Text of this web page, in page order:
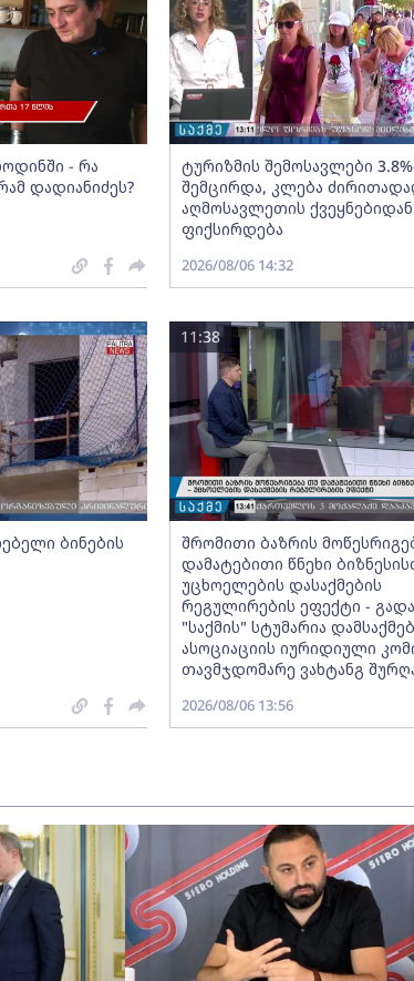
- რა
დადიანიძეს?
ტურიზმის შემოსავლები
შემცირდა, კლება
აღმოსავლეთის ქვეყნებიდან
ფიქსირდება
2026/08/06 14:32
ბინების
შრომითი ბაზრის
დამატებითი წნეხი
უცხოელების დასაქმების
რეგულირების ეფექტი -
"საქმის" სტუმარია
ასოციაციის იურიდიული
თავმჯდომარე ვახტანგ
11:38
2026/08/06 13:56